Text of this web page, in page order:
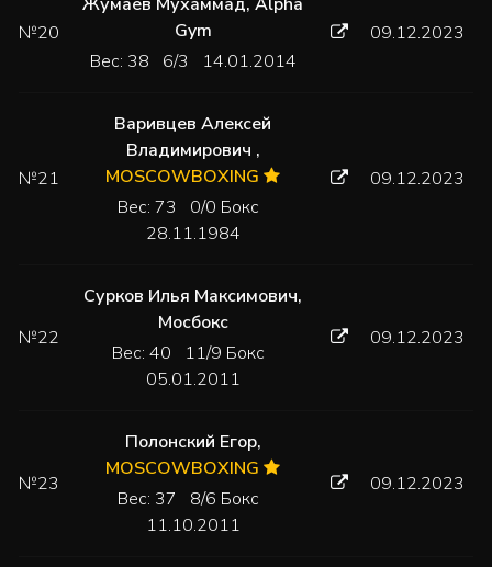
№20
Gym
Вес: 38 6/3 14.01.2014
09.12.2023
№21
Варивцев Алексей
Владимирович ,
MOSCOWBOXING
Вес: 73 0/0 Бокс
28.11.1984
09.12.2023
№22
Сурков Илья Максимович,
Мосбокс
Вес: 40 11/9 Бокс
05.01.2011
09.12.2023
№23
Полонский Егор,
MOSCOWBOXING
Вес: 37 8/6 Бокс
11.10.2011
09.12.2023